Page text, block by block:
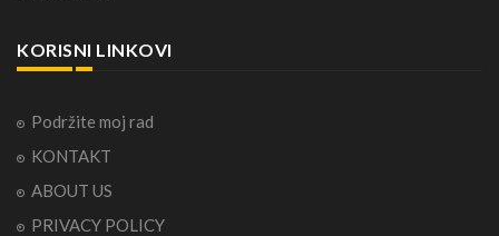
KORISNI LINKOVI
Podržite moj rad
KONTAKT
ABOUT US
PRIVACY POLICY